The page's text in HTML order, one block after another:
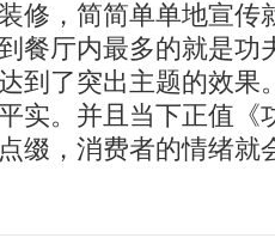
修，简简单单地宣传
餐厅内最多的就是功
到了突出主题的效果
实。并且当下正值《
缀，消费者的情绪就